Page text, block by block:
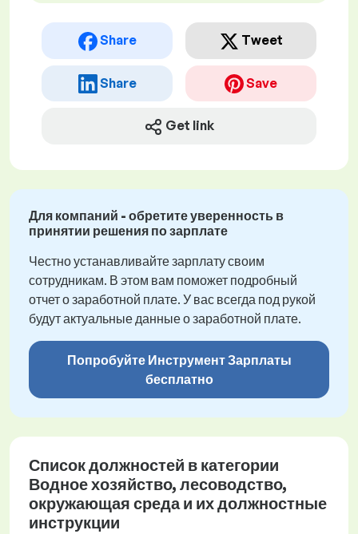
Share Tweet
Share Save
Get link
Для компаний - обретите уверенность в
принятии решения по зарплате
Честно устанавливайте зарплату своим
сотрудникам. В этом вам поможет подробный
отчет о заработной плате. У вас всегда под рукой
будут актуальные данные о заработной плате.
Попробуйте Инструмент Зарплаты
бесплатно
Список должностей в категории
Водное хозяйство, лесоводство,
окружающая среда и их должностные
инструкции